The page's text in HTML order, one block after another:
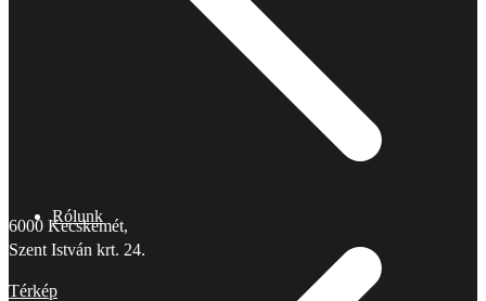
Rólunk
6000 Kecskemét,
Szent István krt. 24.
Térkép